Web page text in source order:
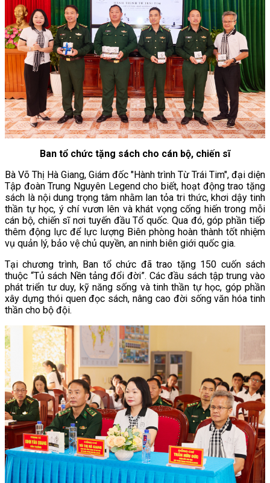
Ban tổ chức tặng sách cho cán bộ, chiến sĩ
Bà Võ Thị Hà Giang, Giám đốc "Hành trình Từ Trái Tim", đại diện
Tập đoàn Trung Nguyên Legend cho biết, hoạt động trao tặng
sách là nội dung trọng tâm nhằm lan tỏa tri thức, khơi dậy tinh
thần tự học, ý chí vươn lên và khát vọng cống hiến trong mỗi
cán bộ, chiến sĩ nơi tuyến đầu Tổ quốc. Qua đó, góp phần tiếp
thêm động lực để lực lượng Biên phòng hoàn thành tốt nhiệm
vụ quản lý, bảo vệ chủ quyền, an ninh biên giới quốc gia.
Tại chương trình, Ban tổ chức đã trao tặng 150 cuốn sách
thuộc “Tủ sách Nền tảng đổi đời”. Các đầu sách tập trung vào
phát triển tư duy, kỹ năng sống và tinh thần tự học, góp phần
xây dựng thói quen đọc sách, nâng cao đời sống văn hóa tinh
thần cho bộ đội.